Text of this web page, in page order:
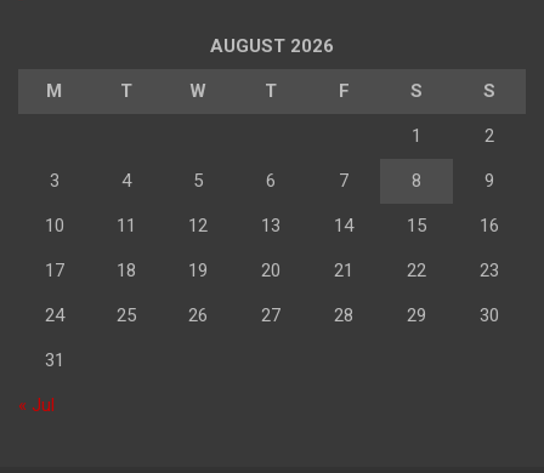
AUGUST 2026
M T W T F S S
1 2
3 4 5 6 7 8 9
10 11 12 13 14 15 16
17 18 19 20 21 22 23
24 25 26 27 28 29 30
31
« Jul